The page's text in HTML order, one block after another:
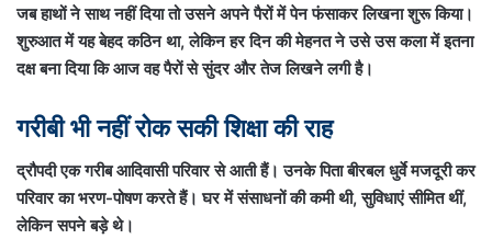
जब हाथों ने साथ नहीं दिया तो उसने अपने पैरों में पेन फंसाकर लिखना शुरू किया।
शुरुआत में यह बेहद कठिन था, लेकिन हर दिन की मेहनत ने उसे उस कला में इतना
दक्ष बना दिया कि आज वह पैरों से सुंदर और तेज लिखने लगी है।
गरीबी भी नहीं रोक सकी शिक्षा की राह
द्रौपदी एक गरीब आदिवासी परिवार से आती हैं। उनके पिता बीरबल धुर्वे मजदूरी कर
परिवार का भरण-पोषण करते हैं। घर में संसाधनों की कमी थी, सुविधाएं सीमित थीं,
लेकिन सपने बड़े थे।